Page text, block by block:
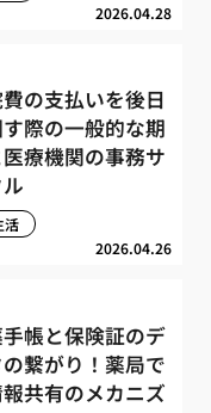
2026.04.28
の支払いを後日
際の一般的な期
療機関の事務サ
2026.04.26
活
帳と保険証のデ
繋がり！薬局で
共有のメカニズ